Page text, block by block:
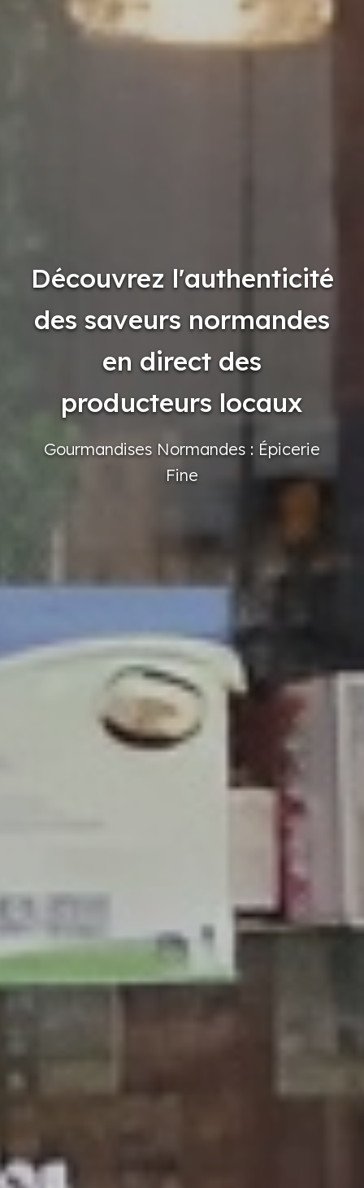
Découvrez l'authenticité
des saveurs normandes
en direct des
producteurs locaux
Gourmandises Normandes : Épicerie
Fine